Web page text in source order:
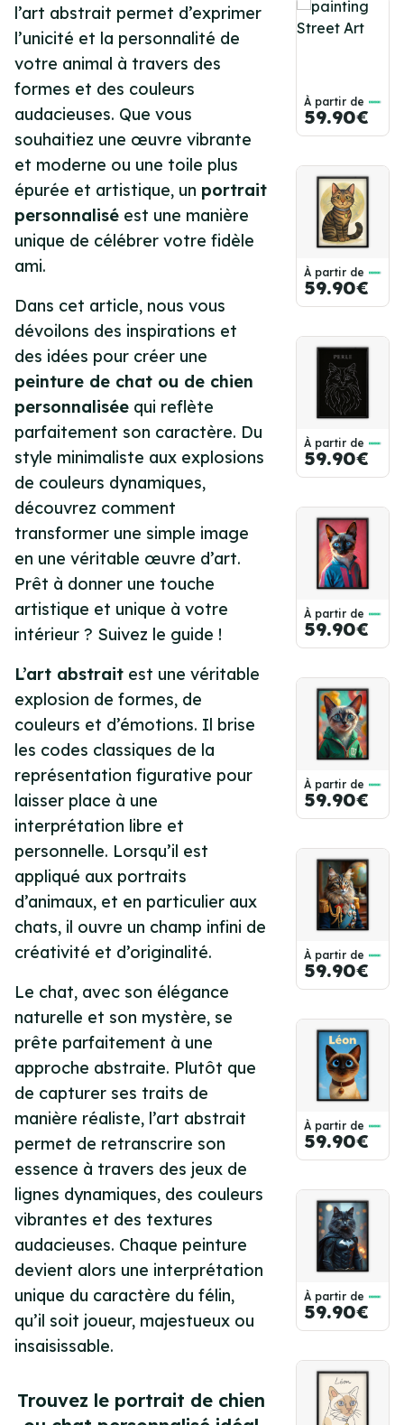
l’art abstrait permet d’exprimer
l’unicité et la personnalité de
votre animal à travers des
formes et des couleurs
audacieuses. Que vous
souhaitiez une œuvre vibrante
et moderne ou une toile plus
épurée et artistique, un portrait
personnalisé est une manière
unique de célébrer votre fidèle
ami.
Dans cet article, nous vous
dévoilons des inspirations et
des idées pour créer une
peinture de chat ou de chien
personnalisée qui reflète
parfaitement son caractère. Du
style minimaliste aux explosions
de couleurs dynamiques,
découvrez comment
transformer une simple image
en une véritable œuvre d’art.
Prêt à donner une touche
artistique et unique à votre
intérieur ? Suivez le guide !
L’art abstrait est une véritable
explosion de formes, de
couleurs et d’émotions. Il brise
les codes classiques de la
représentation figurative pour
laisser place à une
interprétation libre et
personnelle. Lorsqu’il est
appliqué aux portraits
d’animaux, et en particulier aux
chats, il ouvre un champ infini de
créativité et d’originalité.
Le chat, avec son élégance
naturelle et son mystère, se
prête parfaitement à une
approche abstraite. Plutôt que
de capturer ses traits de
manière réaliste, l’art abstrait
permet de retranscrire son
essence à travers des jeux de
lignes dynamiques, des couleurs
vibrantes et des textures
audacieuses. Chaque peinture
devient alors une interprétation
unique du caractère du félin,
qu’il soit joueur, majestueux ou
insaisissable.
Trouvez le portrait de chien
À partir de
59.90€
À partir de
59.90€
À partir de
59.90€
À partir de
59.90€
À partir de
59.90€
À partir de
59.90€
À partir de
59.90€
À partir de
59.90€